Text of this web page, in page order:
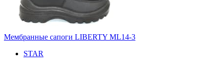
Мембранные сапоги LIBERTY ML14-3
STAR